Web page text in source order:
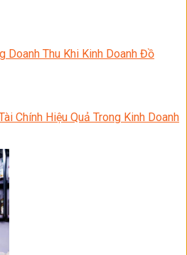
Doanh Thu Khi Kinh Doanh Đồ
Chính Hiệu Quả Trong Kinh Doanh